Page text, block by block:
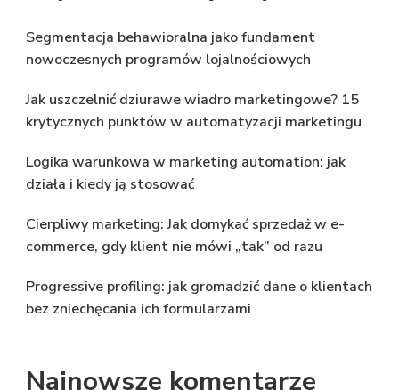
Segmentacja behawioralna jako fundament
nowoczesnych programów lojalnościowych
Jak uszczelnić dziurawe wiadro marketingowe? 15
krytycznych punktów w automatyzacji marketingu
Logika warunkowa w marketing automation: jak
działa i kiedy ją stosować
Cierpliwy marketing: Jak domykać sprzedaż w e-
commerce, gdy klient nie mówi „tak” od razu
Progressive profiling: jak gromadzić dane o klientach
bez zniechęcania ich formularzami
Najnowsze komentarze